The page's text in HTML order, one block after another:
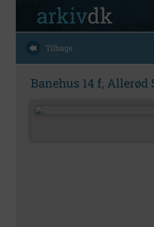
Tilbage
Banehus 14 f, Allerød